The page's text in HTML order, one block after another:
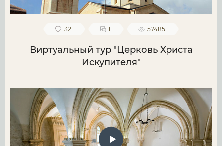
32 1 57485
Виртуальный тур "Церковь Христа
Искупителя"